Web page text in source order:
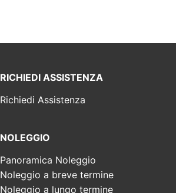
RICHIEDI ASSISTENZA
Richiedi Assistenza
NOLEGGIO
Panoramica Noleggio
Noleggio a breve termine
Noleggio a lungo termine